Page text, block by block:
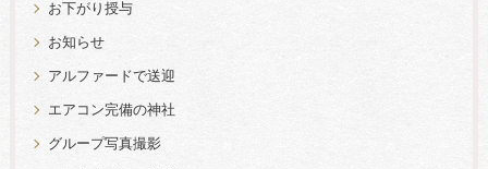
お下がり授与
お知らせ
アルファードで送迎
エアコン完備の神社
グループ写真撮影